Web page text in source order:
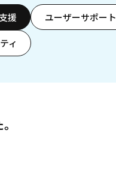
援 ユーザーサポート
ィ